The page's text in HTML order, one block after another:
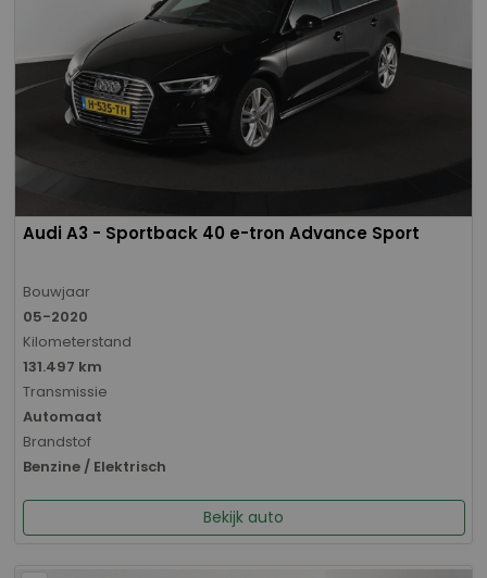
Audi A3 - Sportback 40 e-tron Advance Sport
Bouwjaar
05-2020
Kilometerstand
131.497 km
Transmissie
Automaat
Brandstof
Benzine / Elektrisch
Bekijk auto